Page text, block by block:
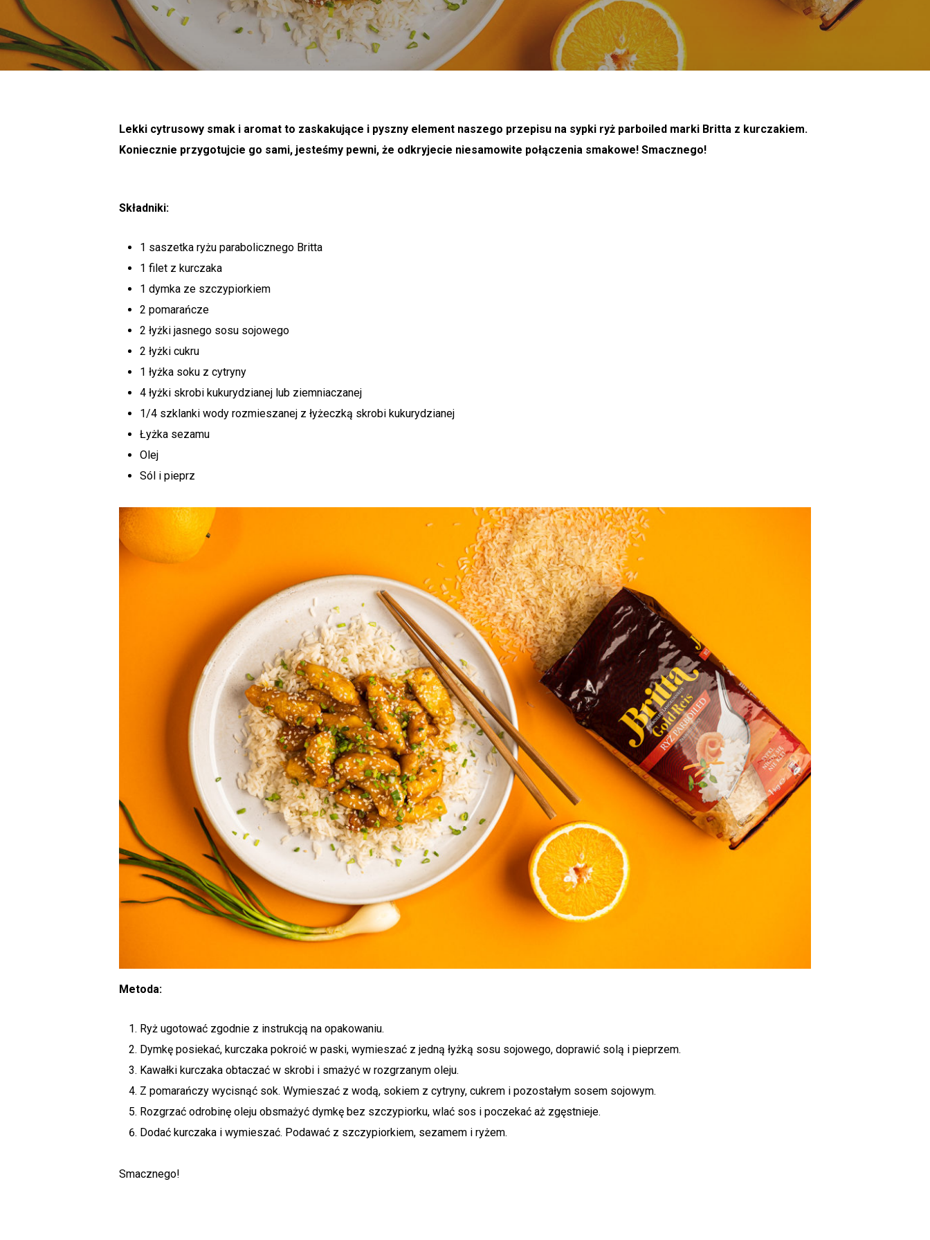
Lekki cytrusowy smak i aromat to zaskakujące i pyszny element naszego przepisu na sypki ryż parboiled marki Britta z kurczakiem.
Koniecznie przygotujcie go sami, jesteśmy pewni, że odkryjecie niesamowite połączenia smakowe! Smacznego!
Składniki:
1 saszetka ryżu parabolicznego Britta
1 filet z kurczaka
1 dymka ze szczypiorkiem
2 pomarańcze
2 łyżki jasnego sosu sojowego
2 łyżki cukru
1 łyżka soku z cytryny
4 łyżki skrobi kukurydzianej lub ziemniaczanej
1/4 szklanki wody rozmieszanej z łyżeczką skrobi kukurydzianej
Łyżka sezamu
Olej
Sól i pieprz
Metoda:
Ryż ugotować zgodnie z instrukcją na opakowaniu.
Dymkę posiekać, kurczaka pokroić w paski, wymieszać z jedną łyżką sosu sojowego, doprawić solą i pieprzem.
Kawałki kurczaka obtaczać w skrobi i smażyć w rozgrzanym oleju.
Z pomarańczy wycisnąć sok. Wymieszać z wodą, sokiem z cytryny, cukrem i pozostałym sosem sojowym.
Rozgrzać odrobinę oleju obsmażyć dymkę bez szczypiorku, wlać sos i poczekać aż zgęstnieje.
Dodać kurczaka i wymieszać. Podawać z szczypiorkiem, sezamem i ryżem.
Smacznego!